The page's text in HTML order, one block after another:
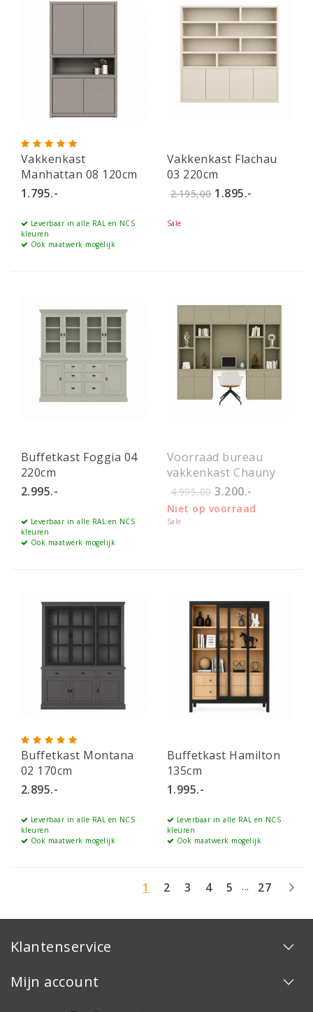
Vakkenkast
Manhattan 08 120cm
1.795.-
Leverbaar in alle RAL en NCS
kleuren
Ook maatwerk mogelijk
Vakkenkast Flachau
03 220cm
2.195,00 1.895.-
Sale
Buffetkast Foggia 04
220cm
2.995.-
Leverbaar in alle RAL en NCS
kleuren
Ook maatwerk mogelijk
Voorraad bureau
vakkenkast Chauny
280 cm - RAL 7006
4.995,00 3.200.-
Niet op voorraad
Sale
Buffetkast Montana
02 170cm
2.895.-
Leverbaar in alle RAL en NCS
kleuren
Ook maatwerk mogelijk
Buffetkast Hamilton
135cm
1.995.-
Leverbaar in alle RAL en NCS
kleuren
Ook maatwerk mogelijk
1 2 3 4 5 ... 27
Klantenservice
Mijn account